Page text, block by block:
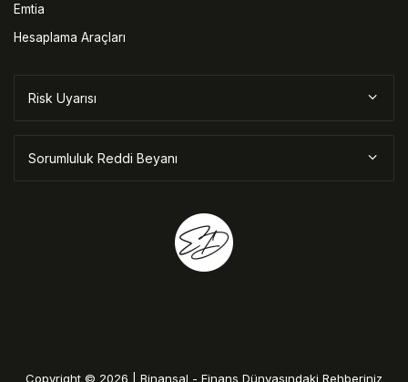
Emtia
Hesaplama Araçları
Risk Uyarısı
Sorumluluk Reddi Beyanı
Copyright © 2026 | Binansal - Finans Dünyasındaki Rehberiniz